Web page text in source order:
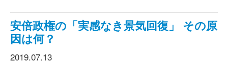
安倍政権の「実感なき景気回復」 その原
因は何？
2019.07.13